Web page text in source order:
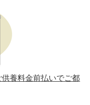
15日(木)
16日(木)
月27日
月5日
28日
養料金前払いでご都